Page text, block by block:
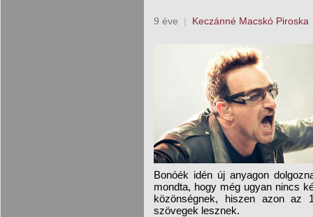
9 éve | Keczánné Macskó Piroska
Bonóék idén új anyagon
mondta, hogy még ugyan nincs
közönségnek, hiszen azon az
szövegek lesznek.